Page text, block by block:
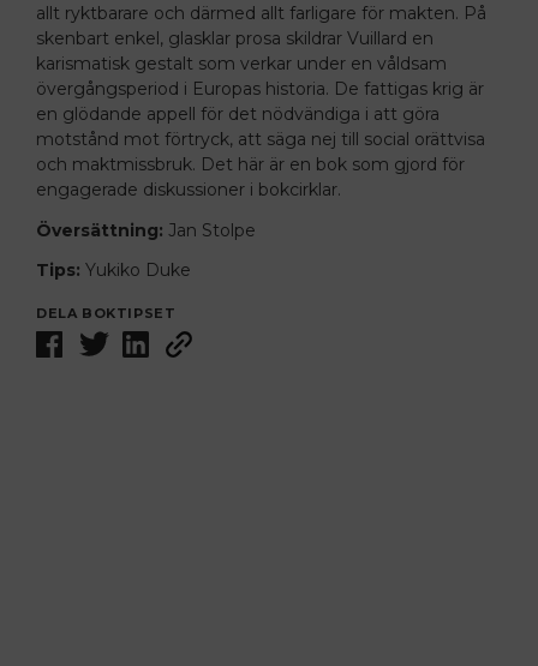
allt ryktbarare och därmed allt farligare för makten. På
skenbart enkel, glasklar prosa skildrar Vuillard en
karismatisk gestalt som verkar under en våldsam
övergångsperiod i Europas historia. De fattigas krig är
en glödande appell för det nödvändiga i att göra
motstånd mot förtryck, att säga nej till social orättvisa
och maktmissbruk. Det här är en bok som gjord för
engagerade diskussioner i bokcirklar.
Översättning: Jan Stolpe
Tips: Yukiko Duke
DELA BOKTIPSET